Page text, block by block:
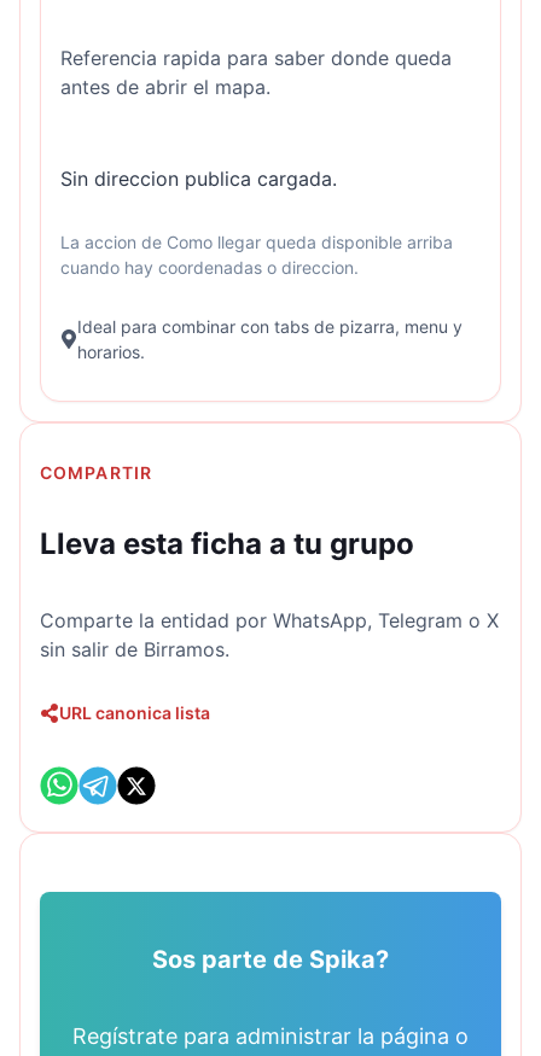
Referencia rapida para saber donde queda
antes de abrir el mapa.
Sin direccion publica cargada.
La accion de Como llegar queda disponible arriba
cuando hay coordenadas o direccion.
Ideal para combinar con tabs de pizarra, menu y
horarios.
COMPARTIR
Lleva esta ficha a tu grupo
Comparte la entidad por WhatsApp, Telegram o X
sin salir de Birramos.
URL canonica lista
Sos parte de Spika?
Regístrate para administrar la página o